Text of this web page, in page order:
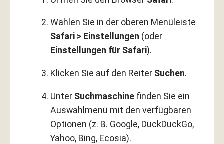
Wählen Sie in der oberen Menüleiste
Safari > Einstellungen (oder
Einstellungen für Safari).
Klicken Sie auf den Reiter Suchen.
Unter Suchmaschine finden Sie ein
Auswahlmenü mit den verfügbaren
Optionen (z. B. Google, DuckDuckGo,
Yahoo, Bing, Ecosia).